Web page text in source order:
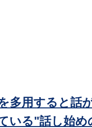
多用すると
いる"話し始め